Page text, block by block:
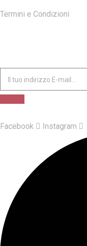
Termini e Condizioni
Facebook Instagram